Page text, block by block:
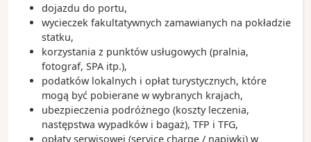
dojazdu do portu,
wycieczek fakultatywnych zamawianych na pokładzie
statku,
korzystania z punktów usługowych (pralnia,
fotograf, SPA itp.),
podatków lokalnych i opłat turystycznych, które
mogą być pobierane w wybranych krajach,
ubezpieczenia podróżnego (koszty leczenia,
następstwa wypadków i bagaż), TFP i TFG,
opłaty serwisowej (service charge / napiwki) w